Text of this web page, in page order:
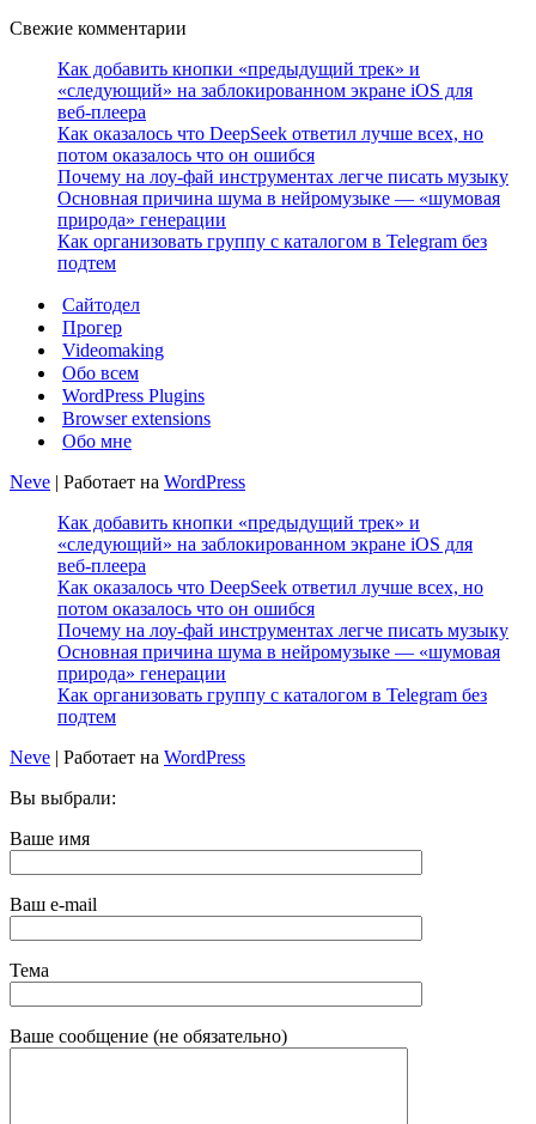
Свежие комментарии
Как добавить кнопки «предыдущий трек» и
«следующий» на заблокированном экране iOS для
веб‑плеера
Как оказалось что DeepSeek ответил лучше всех, но
потом оказалось что он ошибся
Почему на лоу-фай инструментах легче писать музыку
Основная причина шума в нейромузыке — «шумовая
природа» генерации
Как организовать группу с каталогом в Telegram без
подтем
Сайтодел
Прогер
Videomaking
Обо всем
WordPress Plugins
Browser extensions
Обо мне
Neve | Работает на WordPress
Как добавить кнопки «предыдущий трек» и
«следующий» на заблокированном экране iOS для
веб‑плеера
Как оказалось что DeepSeek ответил лучше всех, но
потом оказалось что он ошибся
Почему на лоу-фай инструментах легче писать музыку
Основная причина шума в нейромузыке — «шумовая
природа» генерации
Как организовать группу с каталогом в Telegram без
подтем
Neve | Работает на WordPress
Вы выбрали:
Ваше имя
Ваш e-mail
Тема
Ваше сообщение (не обязательно)